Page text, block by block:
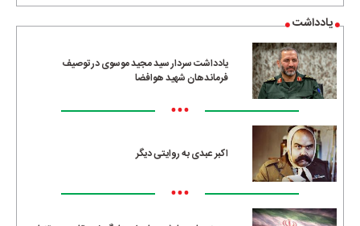
یادداشت
یادداشت سردار سید مجید موسوی در توصیف
فرماندهان شهید هوافضا
•••
اکبر عبدی به روایتی دیگر
•••